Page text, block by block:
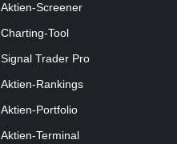
Aktien-Screener
Charting-Tool
Signal Trader Pro
Aktien-Rankings
Aktien-Portfolio
Aktien-Terminal